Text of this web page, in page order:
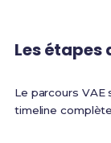
Les étapes
Le parcours VAE
timeline